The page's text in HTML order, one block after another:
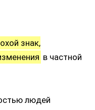
знак,
в частной